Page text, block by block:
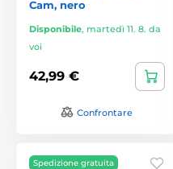
Cam, nero
Disponibile, martedì 11. 8. da
voi
42,99 €
Confrontare
Spedizione gratuita